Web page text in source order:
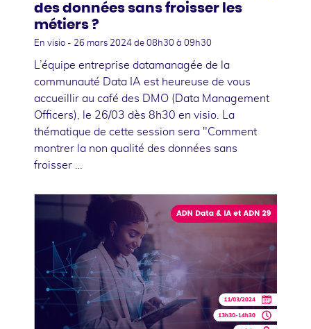
des données sans froisser les
métiers ?
En visio - 26 mars 2024 de 08h30 à 09h30
L’équipe entreprise datamanagée de la
communauté Data IA est heureuse de vous
accueillir au café des DMO (Data Management
Officers), le 26/03 dès 8h30 en visio. La
thématique de cette session sera "Comment
montrer la non qualité des données sans
froisser …